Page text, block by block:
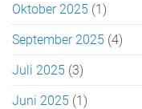
Oktober 2025 (1)
September 2025 (4)
Juli 2025 (3)
Juni 2025 (1)